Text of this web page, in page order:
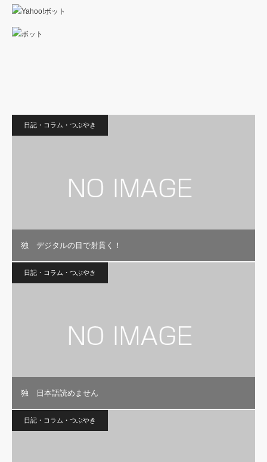
日記・コラム・つぶやき
独 デジタルの目で射貫く！
日記・コラム・つぶやき
独 日本語読めません
日記・コラム・つぶやき